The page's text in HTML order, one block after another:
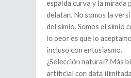
espalda curva y la mirada
delatan. No somos la
del simio. Somos el simio
lo peor es que lo
incluso con entusiasmo.
¿Selección natural? Más
artificial con data